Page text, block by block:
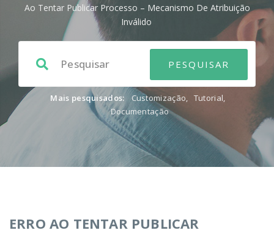
Ao Tentar Publicar Processo – Mecanismo De Atribuição
Inválido
Mais pesquisados: Customização, Tutorial,
Documentação
ERRO AO TENTAR PUBLICAR